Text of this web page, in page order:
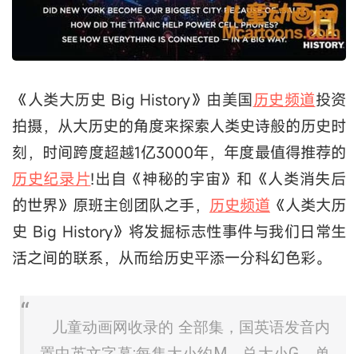
《人类大历史 Big History》由美国历史频道投资
拍摄，从大历史的角度来探索人类史诗般的历史时
刻，时间跨度超越1亿3000年，年度最值得推荐的
历史纪录片!出自《神秘的宇宙》和《人类消失后
的世界》原班主创团队之手， 历史频道 《人类大历
史 Big History》将发掘标志性事件与我们日常生
活之间的联系，从而给历史平添一分科幻色彩。
儿童动画网收录的 全部集，国英语发音内